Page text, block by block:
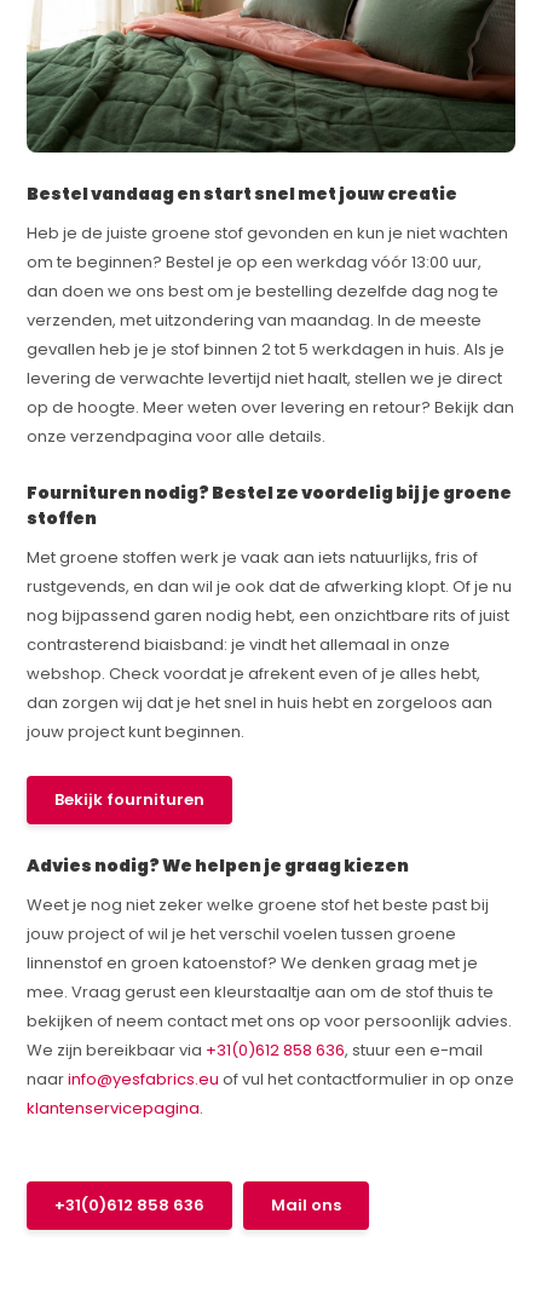
Bestel vandaag en start snel met jouw creatie
Heb je de juiste groene stof gevonden en kun je niet wachten
om te beginnen? Bestel je op een werkdag vóór 13:00 uur,
dan doen we ons best om je bestelling dezelfde dag nog te
verzenden, met uitzondering van maandag. In de meeste
gevallen heb je je stof binnen 2 tot 5 werkdagen in huis. Als je
levering de verwachte levertijd niet haalt, stellen we je direct
op de hoogte. Meer weten over levering en retour? Bekijk dan
onze verzendpagina voor alle details.
Fournituren nodig? Bestel ze voordelig bij je groene
stoffen
Met groene stoffen werk je vaak aan iets natuurlijks, fris of
rustgevends, en dan wil je ook dat de afwerking klopt. Of je nu
nog bijpassend garen nodig hebt, een onzichtbare rits of juist
contrasterend biaisband: je vindt het allemaal in onze
webshop. Check voordat je afrekent even of je alles hebt,
dan zorgen wij dat je het snel in huis hebt en zorgeloos aan
jouw project kunt beginnen.
Bekijk fournituren
Advies nodig? We helpen je graag kiezen
Weet je nog niet zeker welke groene stof het beste past bij
jouw project of wil je het verschil voelen tussen groene
linnenstof en groen katoenstof? We denken graag met je
mee. Vraag gerust een kleurstaaltje aan om de stof thuis te
bekijken of neem contact met ons op voor persoonlijk advies.
We zijn bereikbaar via +31(0)612 858 636, stuur een e-mail
naarinfo@yesfabrics.eu of vul het contactformulier in op onze
klantenservicepagina.
+31(0)612 858 636 Mail ons